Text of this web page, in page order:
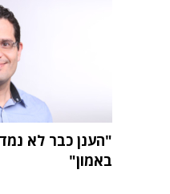
"הענן כבר לא
באמון"